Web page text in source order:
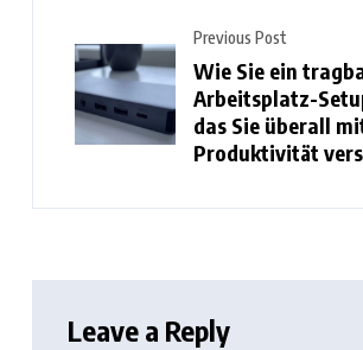
Previous Post
Wie Sie ein
Arbeitsplatz-
das Sie überall
Produktivität
Leave a Reply